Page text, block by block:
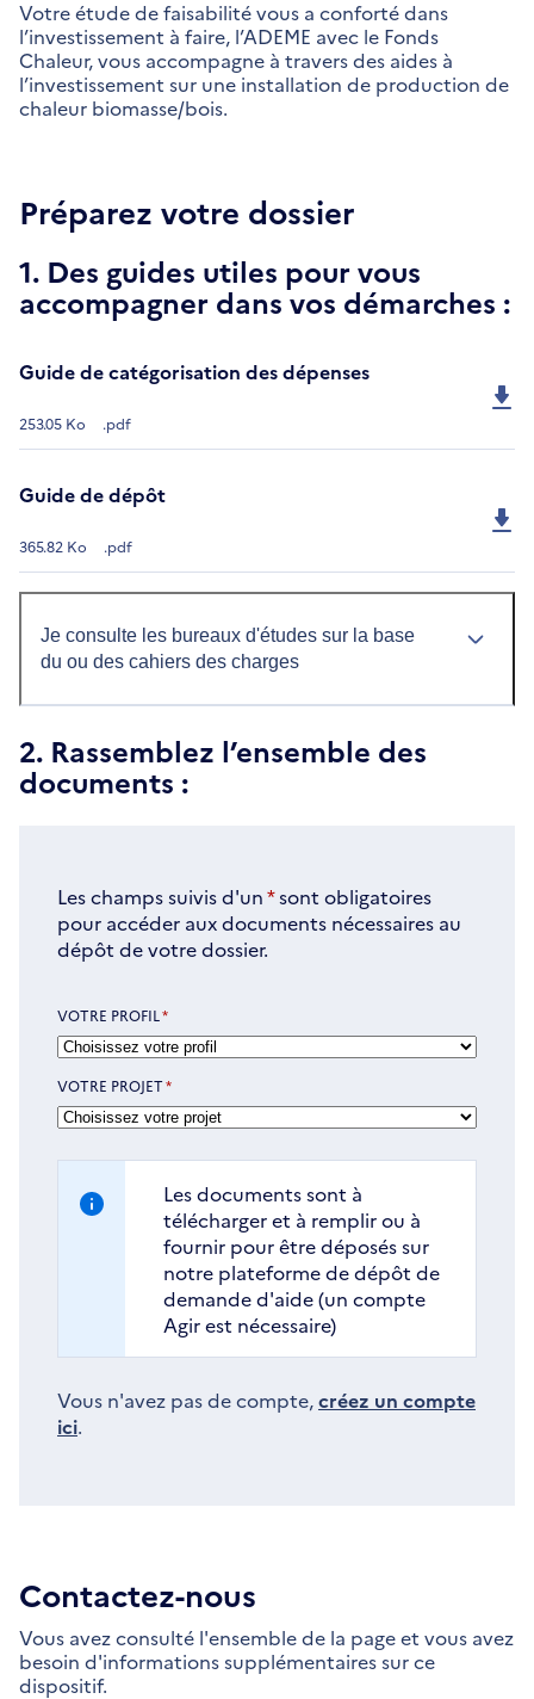
Votre étude de faisabilité vous a conforté dans
l’investissement à faire, l’ADEME avec le Fonds
Chaleur, vous accompagne à travers des aides à
l’investissement sur une installation de production de
chaleur biomasse/bois.
Préparez votre dossier
1. Des guides utiles pour vous
accompagner dans vos démarches :
Guide de catégorisation des dépenses
253.05 Ko .pdf
Guide de dépôt
365.82 Ko .pdf
Je consulte les bureaux d'études sur la base
du ou des cahiers des charges
2. Rassemblez l’ensemble des
documents :
Les champs suivis d'un*sont obligatoires
pour accéder aux documents nécessaires au
dépôt de votre dossier.
VOTRE PROFIL *
VOTRE PROJET*
Les documents sont à
télécharger et à remplir ou à
fournir pour être déposés sur
notre plateforme de dépôt de
demande d'aide (un compte
Agir est nécessaire)
Vous n'avez pas de compte,créez un compte
ici.
Contactez-nous
Vous avez consulté l'ensemble de la page et vous avez
besoin d'informations supplémentaires sur ce
dispositif.